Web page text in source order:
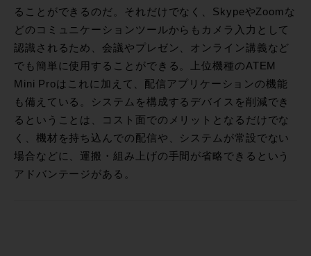
ることができるのだ。それだけでなく、SkypeやZoomな
どのコミュニケーションツールからもカメラ入力として
認識されるため、会議やプレゼン、オンライン講義など
でも簡単に使用することができる。上位機種のATEM
Mini Proはこれに加えて、配信アプリケーションの機能
も備えている。システムを構成するデバイスを削減でき
るということは、コスト面でのメリットとなるだけでな
く、機材を持ち込んでの配信や、システムが常設でない
場合などに、運搬・組み上げの手間が省略できるという
アドバンテージがある。